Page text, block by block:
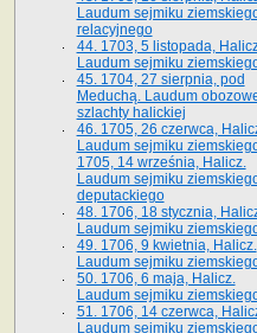
Laudum sejmiku
relacyjnego
44. 1703, 5 listopada,
Laudum sejmiku
45. 1704, 27 sierpnia, pod
Meduchą. Laudum
szlachty halickiej
46. 1705, 26 czerwca,
Laudum sejmiku
1705, 14 września, Halicz.
Laudum sejmiku
deputackiego
48. 1706, 18 stycznia,
Laudum sejmiku
49. 1706, 9 kwietnia, Halicz.
Laudum sejmiku
50. 1706, 6 maja, Halicz.
Laudum sejmiku
51. 1706, 14 czerwca,
Laudum sejmiku